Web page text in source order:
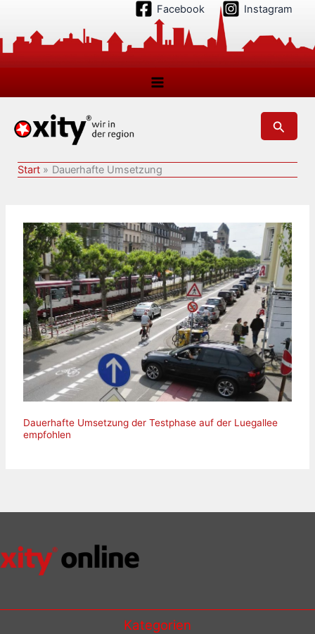
springen
Facebook Instagram
Suchen
Start Dauerhafte Umsetzung
Dauerhafte Umsetzung der Testphase auf der Luegallee
empfohlen
Kategorien